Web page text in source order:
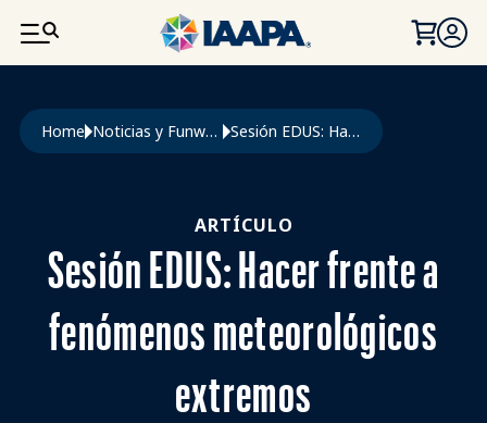
PASAR AL CONTENIDO PRINCIPAL
Ruta de navegación
Home Noticias y Funworld Sesión EDUS: Hacer Frente a Fenómenos Meteorológicos Extremos
ARTÍCULO
Sesión EDUS: Hacer frente a
fenómenos meteorológicos
extremos